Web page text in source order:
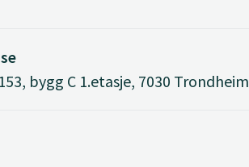
bygg C 1.etasje, 7030 Trondheim